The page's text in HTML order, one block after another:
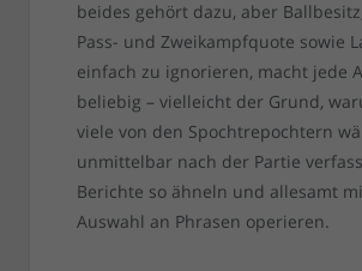
beides gehört dazu, aber
Pass- und Zweikampfquote sowie
einfach zu ignorieren, macht jede
beliebig – vielleicht der Grund,
viele von den Spochtrepochtern
unmittelbar nach der Partie
Berichte so ähneln und allesamt
Auswahl an Phrasen operieren.